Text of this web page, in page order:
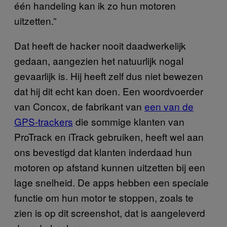
één handeling kan ik zo hun motoren
uitzetten.”
Dat heeft de hacker nooit daadwerkelijk
gedaan, aangezien het natuurlijk nogal
gevaarlijk is. Hij heeft zelf dus niet bewezen
dat hij dit echt kan doen. Een woordvoerder
van Concox, de fabrikant van een van de
GPS-trackers die sommige klanten van
ProTrack en iTrack gebruiken, heeft wel aan
ons bevestigd dat klanten inderdaad hun
motoren op afstand kunnen uitzetten bij een
lage snelheid. De apps hebben een speciale
functie om hun motor te stoppen, zoals te
zien is op dit screenshot, dat is aangeleverd